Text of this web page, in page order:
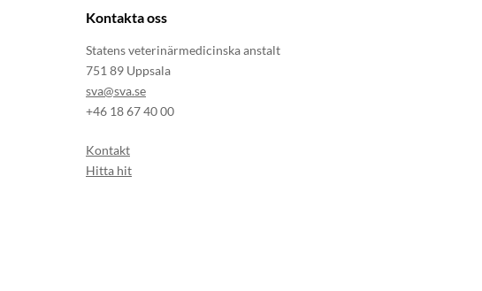
Kontakta oss
Statens veterinärmedicinska anstalt
751 89 Uppsala
sva@sva.se
+46 18 67 40 00
Kontakt
Hitta hit